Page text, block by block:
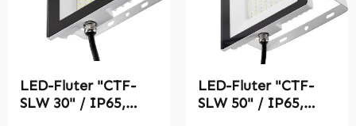
LED-Fluter "CTF-
SLW 30" / IP65,
LED-Fluter "CTF-
SLW 50" / IP65,